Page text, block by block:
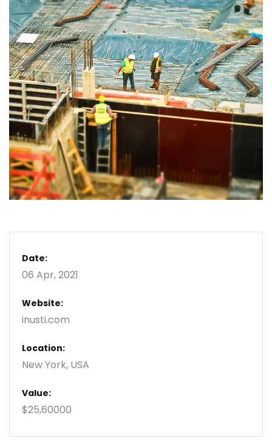
Date:
06 Apr, 2021
Website:
inusti.com
Location:
New York, USA
Value:
$25,60000